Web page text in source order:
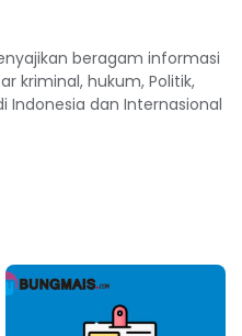
beragam informasi
kriminal, hukum, Politik,
Indonesia dan Internasional